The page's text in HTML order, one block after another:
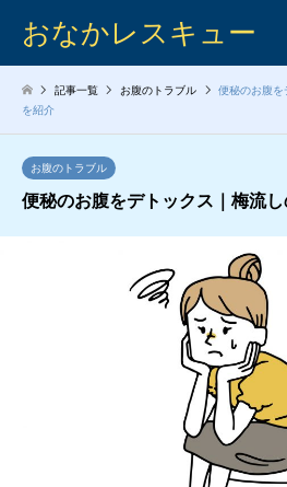
おなかレスキュー
記事一覧 お腹のトラブル
便秘のお腹を
を紹介
お腹のトラブル
便秘のお腹をデトックス｜梅流